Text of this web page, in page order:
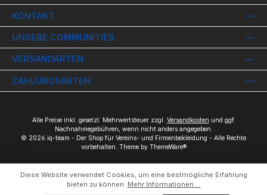
KONTAKT
UNSERE COMMUNITIES
VERSANDARTEN
ZAHLUNGSARTEN
Alle Preise inkl. gesetzl. Mehrwertsteuer zzgl. Versandkosten und ggf.
Nachnahmegebühren, wenn nicht anders angegeben.
© 2026 iq-team - Der Shop für Vereins- und Firmenbekleidung - Alle Rechte
vorbehalten. Theme by ThemeWare®
Diese Website verwendet Cookies, um eine bestmögliche Erfahrung
bieten zu können. Mehr Informationen ...